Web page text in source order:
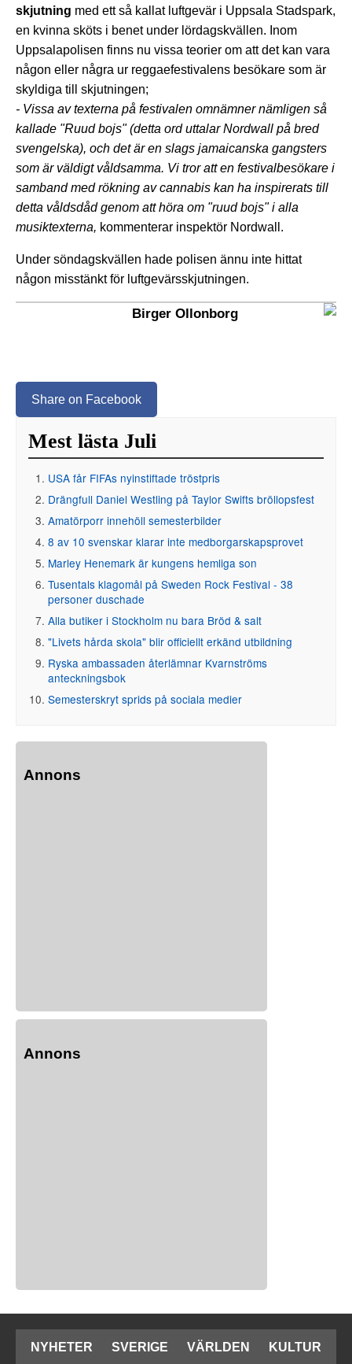
skjutning med ett så kallat luftgevär i Uppsala Stadspark,
en kvinna sköts i benet under lördagskvällen. Inom
Uppsalapolisen finns nu vissa teorier om att det kan vara
någon eller några ur reggaefestivalens besökare som är
skyldiga till skjutningen;
- Vissa av texterna på festivalen omnämner nämligen så
kallade "Ruud bojs" (detta ord uttalar Nordwall på bred
svengelska), och det är en slags jamaicanska gangsters
som är väldigt våldsamma. Vi tror att en festivalbesökare i
samband med rökning av cannabis kan ha inspirerats till
detta våldsdåd genom att höra om "ruud bojs" i alla
musiktexterna, kommenterar inspektör Nordwall.
Under söndagskvällen hade polisen ännu inte hittat
någon misstänkt för luftgevärsskjutningen.
Birger Ollonborg
Share on Facebook
Mest lästa Juli
USA får FIFAs nyinstiftade tröstpris
Drängfull Daniel Westling på Taylor Swifts bröllopsfest
Amatörporr innehöll semesterbilder
8 av 10 svenskar klarar inte medborgarskapsprovet
Marley Henemark är kungens hemliga son
Tusentals klagomål på Sweden Rock Festival - 38
personer duschade
Alla butiker i Stockholm nu bara Bröd & salt
"Livets hårda skola" blir officiellt erkänd utbildning
Ryska ambassaden återlämnar Kvarnströms
anteckningsbok
Semesterskryt sprids på sociala medier
Annons
Annons
NYHETER SVERIGE VÄRLDEN KULTUR